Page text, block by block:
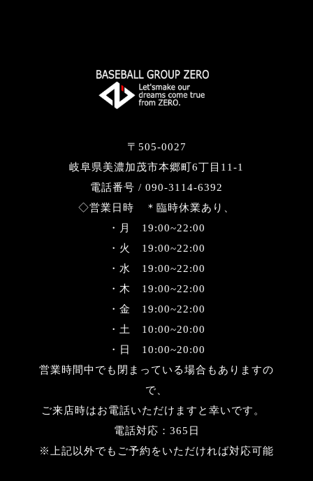
〒505-0027
岐阜県美濃加茂市本郷町6丁目11-1
電話番号 / 090-3114-6392
◇営業日時 ＊臨時休業あり、
・月 19:00~22:00
・火 19:00~22:00
・水 19:00~22:00
・木 19:00~22:00
・金 19:00~22:00
・土 10:00~20:00
・日 10:00~20:00
営業時間中でも閉まっている場合もありますの
で、
ご来店時はお電話いただけますと幸いです。
電話対応：365日
※上記以外でもご予約をいただければ対応可能